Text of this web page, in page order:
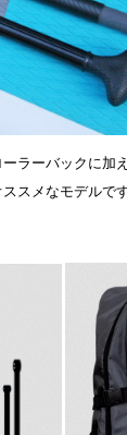
ラーバックに加
スメなモデルです